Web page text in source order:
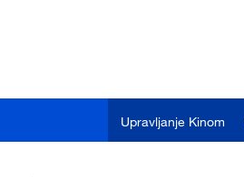
Upravljanje Kinom